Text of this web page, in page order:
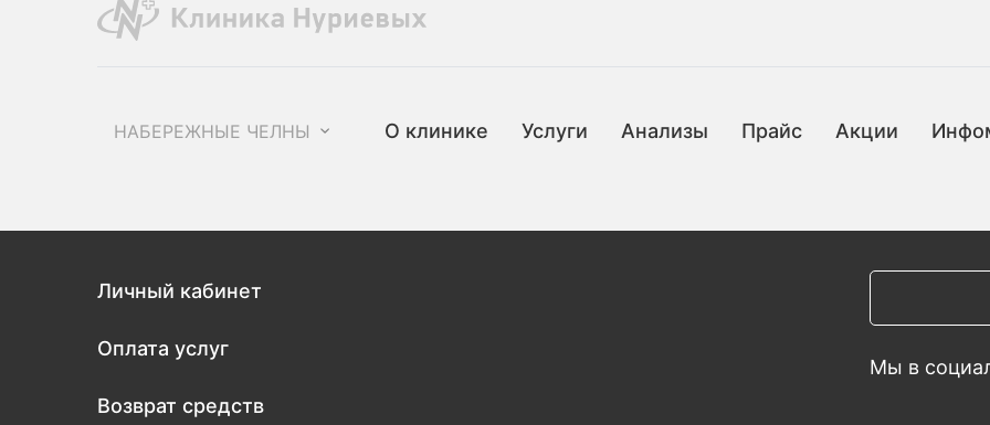
НАБЕРЕЖНЫЕ ЧЕЛНЫ О клинике Услуги Анализы Прайс Акции
Личный кабинет
Оплата услуг
Возврат средств
Мы в